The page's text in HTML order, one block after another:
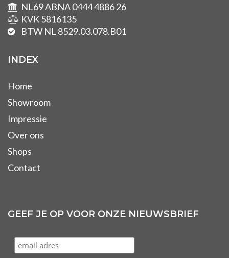
NL69 ABNA 0444 4886 26
KVK 5816135
BTW NL 8529.03.078.B01
INDEX
Home
Showroom
Impressie
Over ons
Shops
Contact
GEEF JE OP VOOR ONZE NIEUWSBRIEF